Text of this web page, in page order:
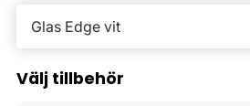
Välj tillbehör